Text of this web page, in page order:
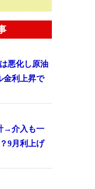
悪化し原油
金利上昇で
→介入も一
9月利上げ